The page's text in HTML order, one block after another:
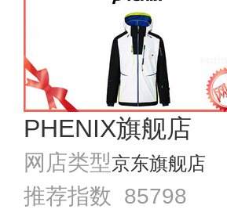
PHENIX旗舰店
网店类型京东旗舰店
推荐指数 85798